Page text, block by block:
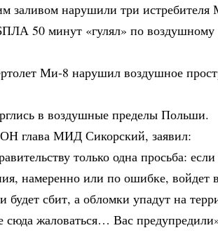
заливом нарушили три истребителя
50 минут «гулял» по воздушному
Ми-8 нарушил воздушное
в воздушные пределы Польши.
глава МИД Сикорский, заявил:
только одна просьба:
намеренно или по ошибке, войдет
будет сбит, а обломки упадут на
сюда жаловаться… Вас